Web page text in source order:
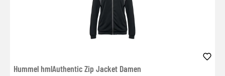
Hummel hmlAuthentic Zip Jacket Damen